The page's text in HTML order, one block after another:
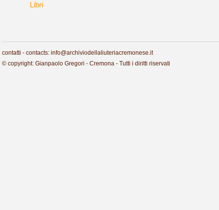
Libri
contatti - contacts: info@archiviodellaliuteriacremonese.it
© copyright: Gianpaolo Gregori - Cremona - Tutti i diritti riservati